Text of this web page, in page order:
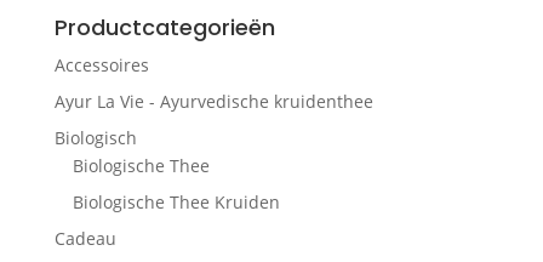
Productcategorieën
Accessoires
Ayur La Vie - Ayurvedische kruidenthee
Biologisch
Biologische Thee
Biologische Thee Kruiden
Cadeau